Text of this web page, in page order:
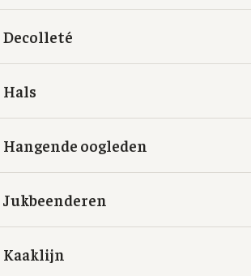
Decolleté
Hals
Hangende oogleden
Jukbeenderen
Kaaklijn